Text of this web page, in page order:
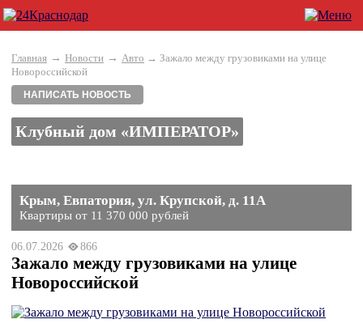
Главная → Новости → Авто → Зажало между грузовиками на улице
Новороссийской
НАПИСАТЬ НОВОСТЬ
Клубный дом «ИМПЕРАТОР»
Крым, Евпатория, ул. Крупской, д. 11А
Квартиры от 11 370 000 рублей
06.07.2026 866
Зажало между грузовиками на улице
Новороссийской